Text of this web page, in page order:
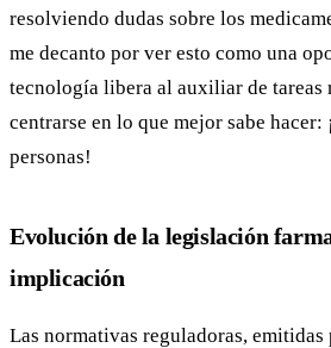
resolviendo dudas sobre los
me decanto por ver esto como una
tecnología libera al auxiliar de tareas
centrarse en lo que mejor sabe hacer:
personas!
Evolución de la legislación
implicación
Las normativas reguladoras, emitidas